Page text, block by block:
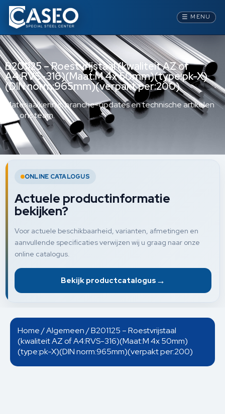
☰ MENU
B201125 – Roestvrijstaal (kwaliteit AZ of
A4:RVS-316)(Maat:M 4x 50mm)(type:pk-X)
(DIN norm:965mm)(verpakt per:200)
Materiaalkennis, branche-updates en technische artikelen
van ons team.
ONLINE CATALOGUS
Actuele productinformatie
bekijken?
Voor actuele beschikbaarheid, varianten, afmetingen en
aanvullende specificaties verwijzen wij u graag naar onze
online catalogus.
Bekijk productcatalogus →
Home/Algemeen/ B201125 – Roestvrijstaal
(kwaliteit AZ of A4:RVS-316)(Maat:M 4x 50mm)
(type:pk-X)(DIN norm:965mm)(verpakt per:200)